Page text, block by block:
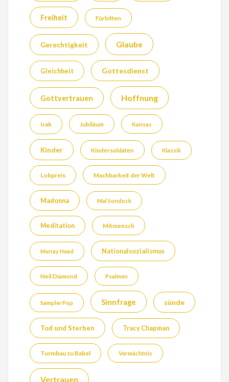
Freiheit Fürbitten
Gerechtigkeit Glaube
Gleichheit Gottesdienst
Gottvertrauen Hoffnung
Irak Jubiläum Kansas
Kinder Kindersoldaten Klassik
Lobpreis Machbarkeit der Welt
Madonna Mal Sondock
Meditation Mitmensch
Murray Head Nationalsozialismus
Neil Diamond Psalmen
Sampler Pop Sinnfrage sünde
Tod und Sterben Tracy Chapman
Turmbau zu Babel Vermächtnis
Vertrauen